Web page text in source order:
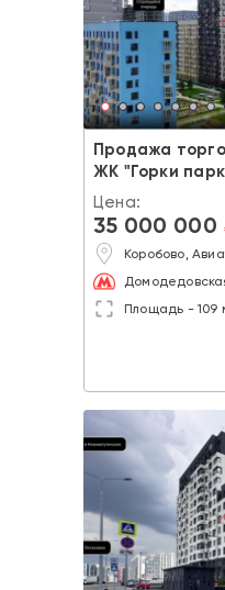
Продажа
ЖК "Горки
Цена:
35 000 000
Коробово,
Площадь - 109